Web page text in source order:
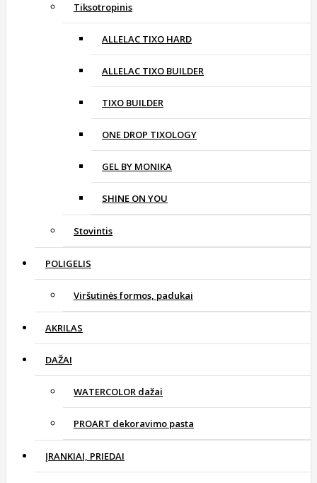
Tiksotropinis
ALLELAC TIXO HARD
ALLELAC TIXO BUILDER
TIXO BUILDER
ONE DROP TIXOLOGY
GEL BY MONIKA
SHINE ON YOU
Stovintis
POLIGELIS
Viršutinės formos, padukai
AKRILAS
DAŽAI
WATERCOLOR dažai
PROART dekoravimo pasta
ĮRANKIAI, PRIEDAI